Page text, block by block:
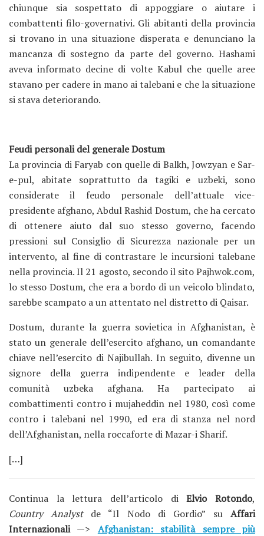
chiunque sia sospettato di appoggiare o aiutare i
combattenti filo-governativi. Gli abitanti della provincia
si trovano in una situazione disperata e denunciano la
mancanza di sostegno da parte del governo. Hashami
aveva informato decine di volte Kabul che quelle aree
stavano per cadere in mano ai talebani e che la situazione
si stava deteriorando.
Feudi personali del generale Dostum
La provincia di Faryab con quelle di Balkh, Jowzyan e Sar-
e-pul, abitate soprattutto da tagiki e uzbeki, sono
considerate il feudo personale dell’attuale vice-
presidente afghano, Abdul Rashid Dostum, che ha cercato
di ottenere aiuto dal suo stesso governo, facendo
pressioni sul Consiglio di Sicurezza nazionale per un
intervento, al fine di contrastare le incursioni talebane
nella provincia. Il 21 agosto, secondo il sito Pajhwok.com,
lo stesso Dostum, che era a bordo di un veicolo blindato,
sarebbe scampato a un attentato nel distretto di Qaisar.
Dostum, durante la guerra sovietica in Afghanistan, è
stato un generale dell’esercito afghano, un comandante
chiave nell’esercito di Najibullah. In seguito, divenne un
signore della guerra indipendente e leader della
comunità uzbeka afghana. Ha partecipato ai
combattimenti contro i mujaheddin nel 1980, così come
contro i talebani nel 1990, ed era di stanza nel nord
dell’Afghanistan, nella roccaforte di Mazar-i Sharif.
[…]
Continua la lettura dell’articolo diElvio Rotondo,
Country Analystde “Il Nodo di Gordio” su Affari
Internazionali—> Afghanistan: stabilità sempre più